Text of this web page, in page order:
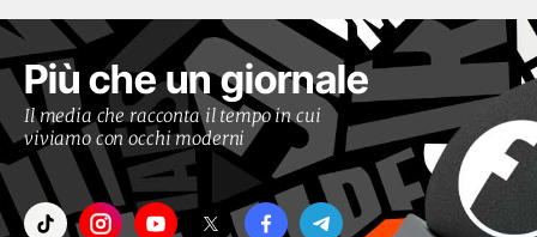
Più che un giornale
Il media che racconta il tempo in cui
viviamo con occhi moderni